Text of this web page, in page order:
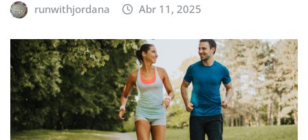
runwithjordana Abr 11, 2025